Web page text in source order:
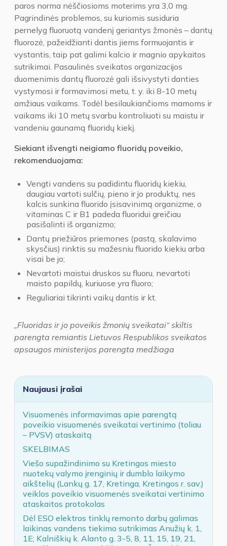
paros norma nėščiosioms moterims yra 3,0 mg.
Pagrindinės problemos, su kuriomis susiduria
pernelyg fluoruotą vandenį geriantys žmonės – dantų
fluorozė, pažeidžianti dantis jiems formuojantis ir
vystantis, taip pat galimi kalcio ir magnio apykaitos
sutrikimai. Pasaulinės sveikatos organizacijos
duomenimis dantų fluorozė gali išsivystyti danties
vystymosi ir formavimosi metu, t. y. iki 8-10 metų
amžiaus vaikams. Todėl besilaukiančioms mamoms ir
vaikams iki 10 metų svarbu kontroliuoti su maistu ir
vandeniu gaunamą fluoridų kiekį.
Siekiant išvengti neigiamo fluoridų poveikio,
rekomenduojama:
Vengti vandens su padidintu fluoridų kiekiu,
daugiau vartoti sulčių, pieno ir jo produktų, nes
kalcis sunkina fluorido įsisavinimą organizme, o
vitaminas C ir B1 padeda fluoridui greičiau
pasišalinti iš organizmo;
Dantų priežiūros priemones (pastą, skalavimo
skysčius) rinktis su mažesniu fluorido kiekiu arba
visai be jo;
Nevartoti maistui druskos su fluoru, nevartoti
maisto papildų, kuriuose yra fluoro;
Reguliariai tikrinti vaikų dantis ir kt.
„Fluoridas ir jo poveikis žmonių sveikatai“ skiltis
parengta remiantis Lietuvos Respublikos sveikatos
apsaugos ministerijos parengta medžiaga
Naujausi įrašai
Visuomenės informavimas apie parengtą
poveikio visuomenės sveikatai vertinimo (toliau
– PVSV) ataskaitą
SKELBIMAS
Viešo supažindinimo su Kretingos miesto
nuotekų valymo įrenginių ir dumblo laikymo
aikštelių (Lankų g. 17, Kretinga, Kretingos r. sav.)
veiklos poveikio visuomenės sveikatai vertinimo
ataskaitos protokolas
Dėl ESO elektros tinklų remonto darbų galimas
laikinas vandens tiekimo sutrikimas Anužių k. 1,
1E; Kalniškių k. Alanto g. 3-5, 8, 11, 15, 19, 21,